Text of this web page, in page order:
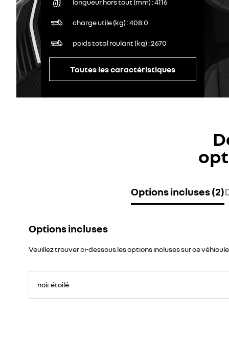
longueur hors tout (mm) 4116
charge utile (kg) 408.0
poids total roulant (kg) 2670
Toutes les caractéristiques
Options incluses (2)
Options incluses
Veuillez trouver ci-dessous les options incluses sur ce véhicule
noir étoilé